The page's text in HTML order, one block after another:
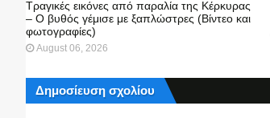
Τραγικές εικόνες από παραλία της Κέρκυρας
– Ο βυθός γέμισε με ξαπλώστρες (Βίντεο και
φωτογραφίες)
August 06, 2026
Δημοσίευση σχολίου